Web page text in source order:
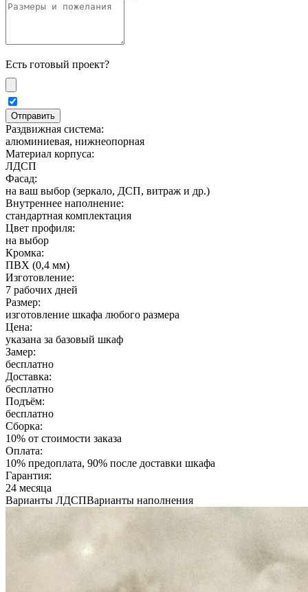
Есть готовый проект?
Раздвижная система:
алюминиевая, нижнеопорная
Материал корпуса:
ЛДСП
Фасад:
на ваш выбор (зеркало, ДСП, витраж и др.)
Внутреннее наполнение:
стандартная комплектация
Цвет профиля:
на выбор
Кромка:
ПВХ (0,4 мм)
Изготовление:
7 рабочих дней
Размер:
изготовление шкафа любого размера
Цена:
указана за базовый шкаф
Замер:
бесплатно
Доставка:
бесплатно
Подъём:
бесплатно
Сборка:
10% от стоимости заказа
Оплата:
10% предоплата, 90% после доставки шкафа
Гарантия:
24 месяца
Варианты ЛДСПВарианты наполнения